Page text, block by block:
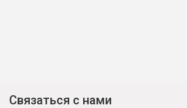
Связаться с нами